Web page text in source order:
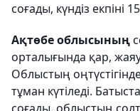
соғады, күндіз екпіні
Ақтөбе облысының
орталығында қар, жаяу
Облыстың
тұман күтіледі.